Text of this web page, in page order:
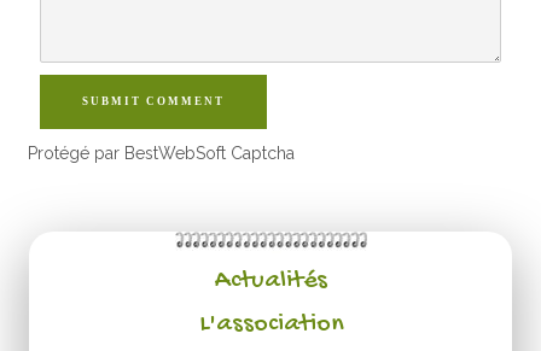
SUBMIT COMMENT
Protégé par BestWebSoft Captcha
Actualités
L'association